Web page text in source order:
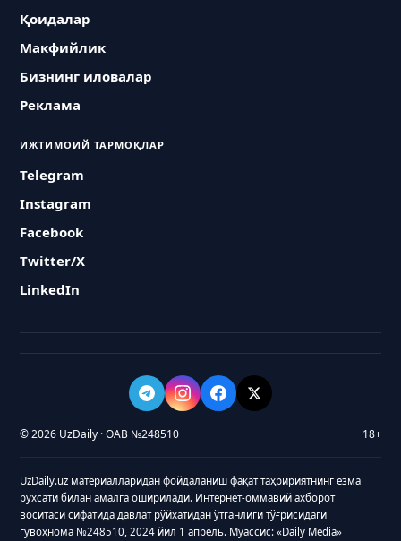
Қоидалар
Макфийлик
Бизнинг иловалар
Реклама
ИЖТИМОИЙ ТАРМОҚЛАР
Telegram
Instagram
Facebook
Twitter/X
LinkedIn
© 2026 UzDaily · ОАВ №248510 18+
UzDaily.uz материалларидан фойдаланиш фақат таҳририятнинг ёзма
рухсати билан амалга оширилади. Интернет-оммавий ахборот
воситаси сифатида давлат рўйхатидан ўтганлиги тўғрисидаги
гувоҳнома №248510, 2024 йил 1 апрель. Муассис: «Daily Media»